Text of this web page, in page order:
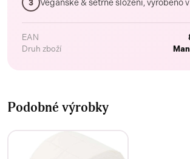
3 Veganské & šetrné složení, vyrobeno
EAN
Druh zboží
Podobné výrobky